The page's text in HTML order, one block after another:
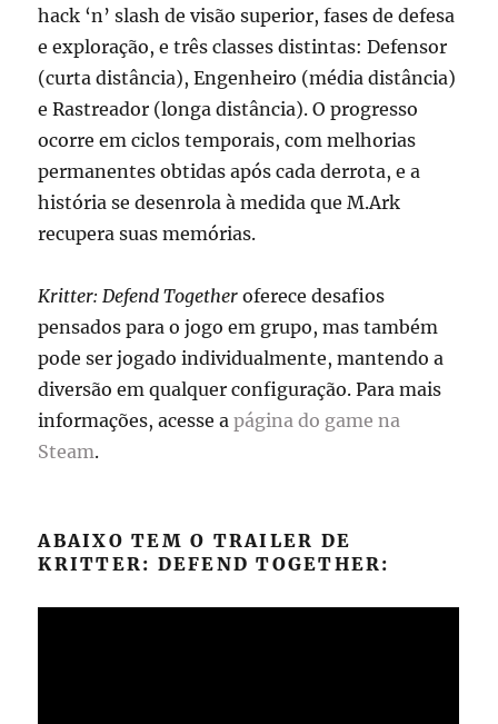
hack ‘n’ slash de visão superior, fases de defesa
e exploração, e três classes distintas: Defensor
(curta distância), Engenheiro (média distância)
e Rastreador (longa distância). O progresso
ocorre em ciclos temporais, com melhorias
permanentes obtidas após cada derrota, e a
história se desenrola à medida que M.Ark
recupera suas memórias.
Kritter: Defend Together oferece desafios
pensados para o jogo em grupo, mas também
pode ser jogado individualmente, mantendo a
diversão em qualquer configuração. Para mais
informações, acesse apágina do game na
Steam.
ABAIXO TEM O TRAILER DE
KRITTER: DEFEND TOGETHER: